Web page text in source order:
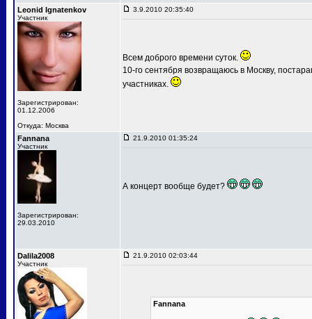
Leonid Ignatenkov
Участник
Зарегистрирован:
01.12.2006
Откуда: Москва
3.9.2010 20:35:40
Всем доброго времени суток.
10-го сентября возвращаюсь в Москву,
участниках.
Fannana
Участник
Зарегистрирован:
29.03.2010
21.9.2010 01:35:24
А концерт вообще будет?
Dalila2008
Участник
21.9.2010 02:03:44
Fannana